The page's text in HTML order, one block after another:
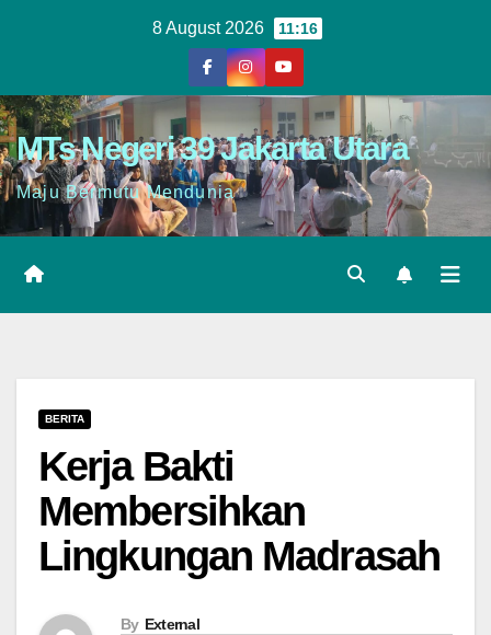
8 August 2026 11:16
MTs Negeri 39 Jakarta Utara
Maju Bermutu Mendunia
BERITA
Kerja Bakti
Membersihkan
Lingkungan Madrasah
By External